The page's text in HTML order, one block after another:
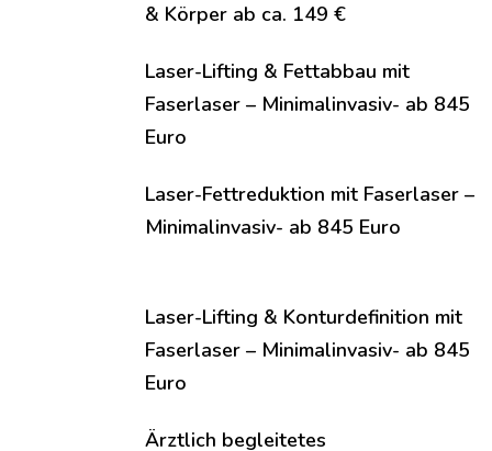
& Körper ab ca. 149 €
Laser-Lifting & Fettabbau mit
Faserlaser – Minimalinvasiv- ab 845
Euro
Laser-Fettreduktion mit Faserlaser –
Minimalinvasiv- ab 845 Euro
Laser-Lifting & Konturdefinition mit
Faserlaser – Minimalinvasiv- ab 845
Euro
Ärztlich begleitetes